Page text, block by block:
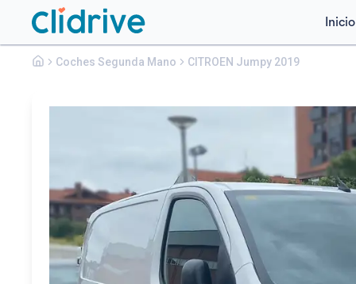
Inicio
Coches Segunda Mano CITROEN Jumpy 2019
CitroenJumpy